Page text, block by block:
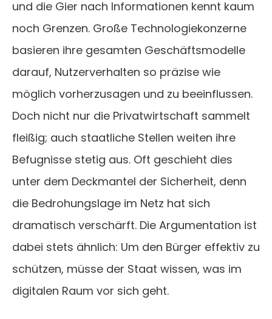
und die Gier nach Informationen kennt kaum
noch Grenzen. Große Technologiekonzerne
basieren ihre gesamten Geschäftsmodelle
darauf, Nutzerverhalten so präzise wie
möglich vorherzusagen und zu beeinflussen.
Doch nicht nur die Privatwirtschaft sammelt
fleißig; auch staatliche Stellen weiten ihre
Befugnisse stetig aus. Oft geschieht dies
unter dem Deckmantel der Sicherheit, denn
die Bedrohungslage im Netz hat sich
dramatisch verschärft. Die Argumentation ist
dabei stets ähnlich: Um den Bürger effektiv zu
schützen, müsse der Staat wissen, was im
digitalen Raum vor sich geht.